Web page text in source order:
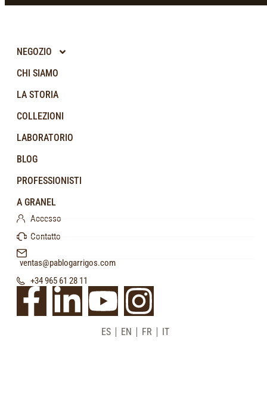
NEGOZIO
CHI SIAMO
LA STORIA
COLLEZIONI
LABORATORIO
BLOG
PROFESSIONISTI
A GRANEL
Accesso
Contatto
ventas@pablogarrigos.com
+34 965 61 28 11
ES EN FR IT